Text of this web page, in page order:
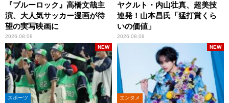
『ブルーロック』高橋文哉主
演、大人気サッカー漫画が待
望の実写映画に
2026.08.08
ヤクルト・内山壮真、超美技
連発！山本昌氏「猛打賞くら
いの価値」
2026.08.08
スポーツ
NEW
エンタメ
NEW